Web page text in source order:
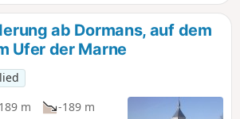
ab Dormans, auf dem
Ufer der Marne
m
-189 m